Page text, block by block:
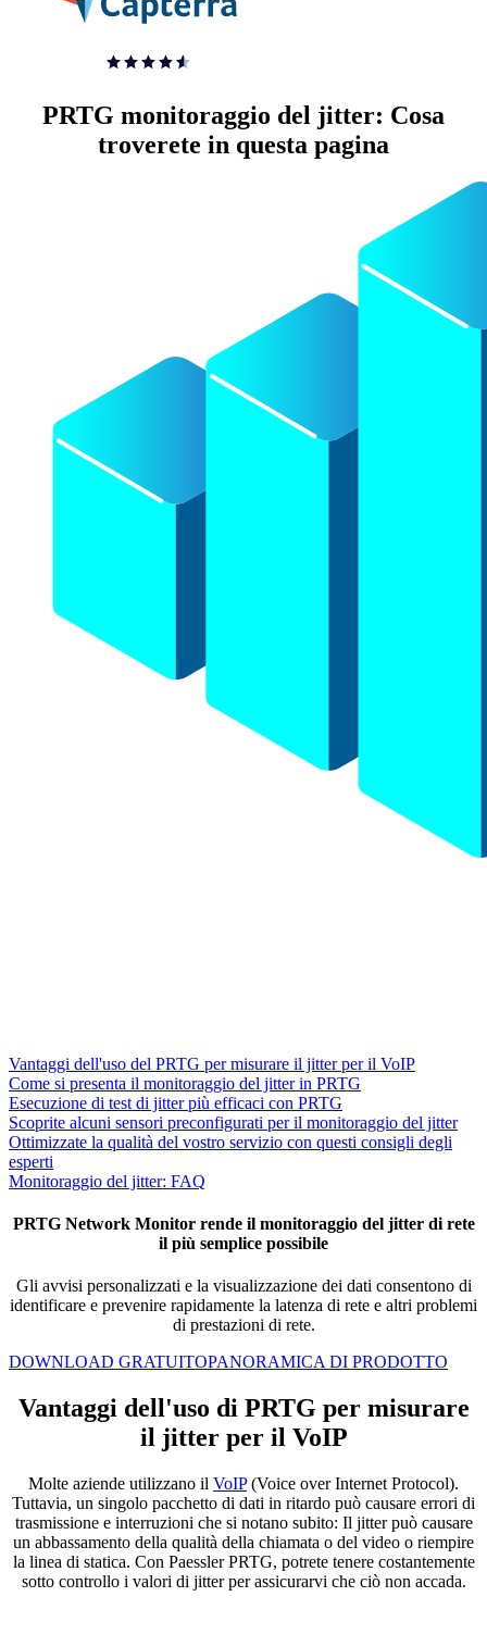
PRTG monitoraggio del jitter: Cosa
troverete in questa pagina
Vantaggi dell'uso del PRTG per misurare il jitter per il VoIP
Come si presenta il monitoraggio del jitter in PRTG
Esecuzione di test di jitter più efficaci con PRTG
Scoprite alcuni sensori preconfigurati per il monitoraggio del jitter
Ottimizzate la qualità del vostro servizio con questi consigli degli
esperti
Monitoraggio del jitter: FAQ
PRTG Network Monitor rende il monitoraggio del jitter di rete
il più semplice possibile
Gli avvisi personalizzati e la visualizzazione dei dati consentono di
identificare e prevenire rapidamente la latenza di rete e altri problemi
di prestazioni di rete.
DOWNLOAD GRATUITOPANORAMICA DI PRODOTTO
Vantaggi dell'uso di PRTG per misurare
il jitter per il VoIP
Molte aziende utilizzano il VoIP(Voice over Internet Protocol).
Tuttavia, un singolo pacchetto di dati in ritardo può causare errori di
trasmissione e interruzioni che si notano subito: Il jitter può causare
un abbassamento della qualità della chiamata o del video o riempire
la linea di statica. Con Paessler PRTG, potrete tenere costantemente
sotto controllo i valori di jitter per assicurarvi che ciò non accada.